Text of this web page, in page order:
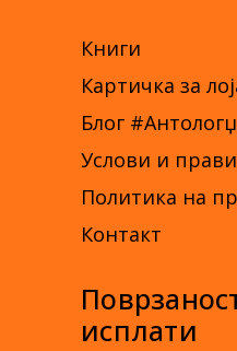
Книги
Картичка за
Блог
Услови и
Политика на
Контакт
исплати